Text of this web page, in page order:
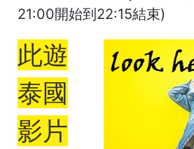
21:00開始到22:15結束)
此遊
泰國
影片